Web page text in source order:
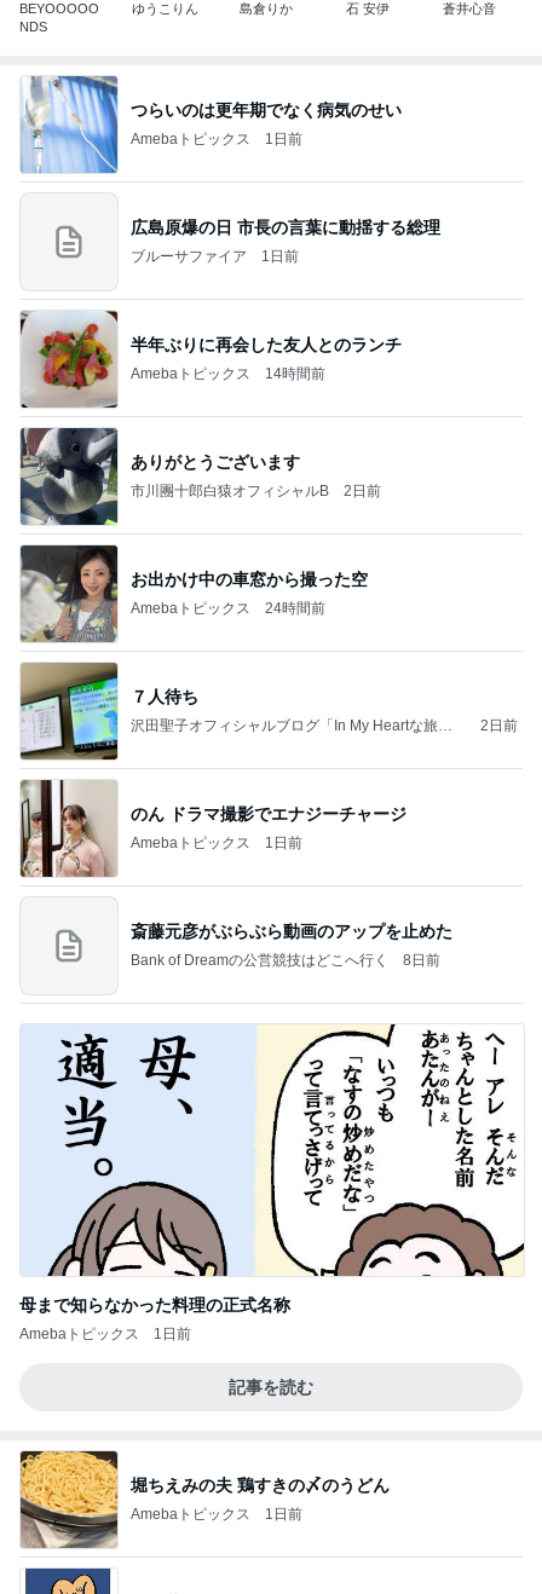
BEYOOOOO
NDS
ゆうこりん 島倉りか 石 安伊 蒼井心音
つらいのは更年期でなく病気のせい
Amebaトピックス 1日前
広島原爆の日 市長の言葉に動揺する総理
ブルーサファイア 1日前
半年ぶりに再会した友人とのランチ
Amebaトピックス 14時間前
ありがとうございます
市川團十郎白猿オフィシャルB 2日前
お出かけ中の車窓から撮った空
Amebaトピックス 24時間前
７人待ち
沢田聖子オフィシャルブログ「In My Heartな旅日
2日前
のん ドラマ撮影でエナジーチャージ
Amebaトピックス 1日前
斎藤元彦がぶらぶら動画のアップを止めた
Bank of Dreamの公営競技はどこへ行く 8日前
母まで知らなかった料理の正式名称
Amebaトピックス 1日前
記事を読む
堀ちえみの夫 鶏すきの〆のうどん
Amebaトピックス 1日前